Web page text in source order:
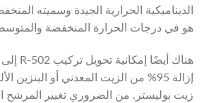
الديناميكية الحرارية الجيدة وسميته
هو في درجات الحرارة المنخفضة
إزالة 95% من الزيت المعدني أو
زيت بوليستر. من الضروري تغيير